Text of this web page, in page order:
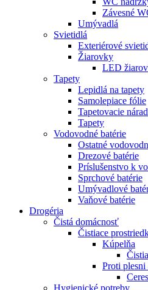
Závesné
Umývadlá
Svietidlá
Exteriérové
Žiarovky
LED
Tapety
Lepidlá na tapety
Samolepiace fólie
Tapetovacie
Tapety
Vodovodné batérie
Ostatné
Drezové batérie
Príslušenstvo k
Sprchové batérie
Umývadlové
Vaňové batérie
Drogéria
Čistá domácnosť
Čistiace
Kúpelňa
Proti
Hygienické potreby